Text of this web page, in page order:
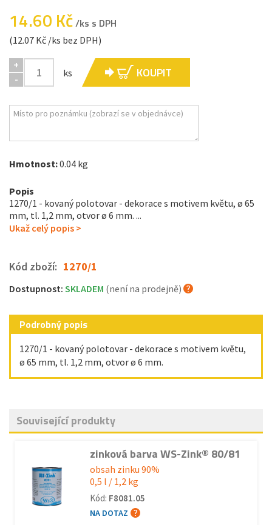
14.60 Kč/ks s DPH
(12.07 Kč /ks bez DPH)
+
-
ks KOUPIT
Hmotnost:0.04 kg
Popis
1270/1 - kovaný polotovar - dekorace s motivem květu, ø 65
mm, tl. 1,2 mm, otvor ø 6 mm. ...
Ukaž celý popis >
Kód zboží: 1270/1
Dostupnost: SKLADEM (není na prodejně)
Podrobný popis
1270/1 - kovaný polotovar - dekorace s motivem květu,
ø 65 mm, tl. 1,2 mm, otvor ø 6 mm.
Související produkty
zinková barva WS-Zink® 80/81
obsah zinku 90%
0,5 l / 1,2 kg
Kód: F8081.05
NA DOTAZ